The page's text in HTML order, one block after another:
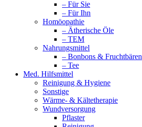
– Für Sie
– Für Ihn
Homöopathie
– Ätherische Öle
– TEM
Nahrungsmittel
– Bonbons & Fruchtbären
– Tee
Med. Hilfsmittel
Reinigung & Hygiene
Sonstige
Wärme- & Kältetherapie
Wundversorgung
Pflaster